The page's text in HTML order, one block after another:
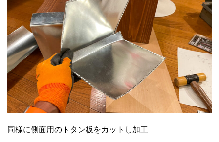
同様に側面用のトタン板をカットし加工